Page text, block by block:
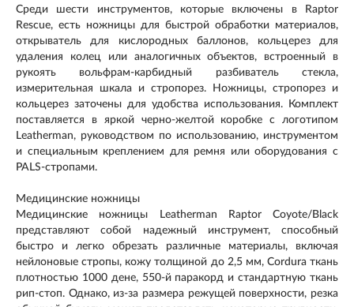
Среди шести инструментов, которые включены в Raptor
Rescue, есть ножницы для быстрой обработки материалов,
открыватель для кислородных баллонов, кольцерез для
удаления колец или аналогичных объектов, встроенный в
рукоять вольфрам-карбидный разбиватель стекла,
измерительная шкала и стропорез. Ножницы, стропорез и
кольцерез заточены для удобства использования. Комплект
поставляется в яркой черно-желтой коробке с логотипом
Leatherman, руководством по использованию, инструментом
и специальным креплением для ремня или оборудования с
PALS-стропами.
Медицинские ножницы
Медицинские ножницы Leatherman Raptor Coyote/Black
представляют собой надежный инструмент, способный
быстро и легко обрезать различные материалы, включая
нейлоновые стропы, кожу толщиной до 2,5 мм, Cordura ткань
плотностью 1000 дене, 550-й паракорд и стандартную ткань
рип-стоп. Однако, из-за размера режущей поверхности, резка